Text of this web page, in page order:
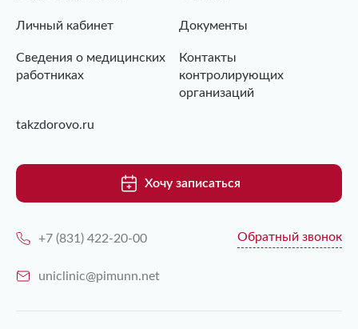
Личный кабинет Документы
Сведения о медицинских
работниках
Контакты
контролирующих
организаций
takzdorovo.ru
Хочу записаться
+7 (831) 422-20-00 Обратный звонок
uniclinic@pimunn.net